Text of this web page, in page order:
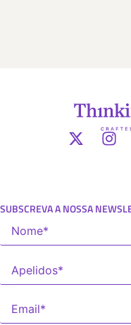
SUBSCREVA A NOSSA